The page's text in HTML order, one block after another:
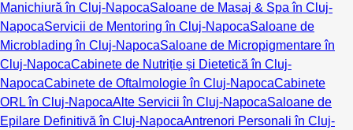
Manichiură în Cluj-NapocaSaloane de Masaj & Spa în Cluj-
NapocaServicii de Mentoring în Cluj-NapocaSaloane de
Microblading în Cluj-NapocaSaloane de Micropigmentare în
Cluj-NapocaCabinete de Nutriție și Dietetică în Cluj-
NapocaCabinete de Oftalmologie în Cluj-NapocaCabinete
ORL în Cluj-NapocaAlte Servicii în Cluj-NapocaSaloane de
Epilare Definitivă în Cluj-NapocaAntrenori Personali în Cluj-